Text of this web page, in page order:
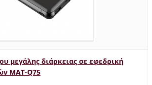
μεγάλης διάρκειας σε εφεδρική
MAT-Q75